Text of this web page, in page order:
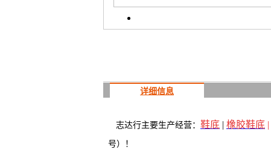
详细信息
志达行主要生产经营： 鞋底 | 橡胶鞋底 |
号）！